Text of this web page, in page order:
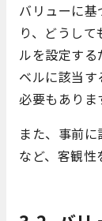
バリューに
り、どうし
ルを設定す
ベルに該当
必要もありま
また、事前
など、客観性